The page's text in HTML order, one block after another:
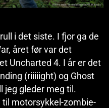
i det siste. I fjor ga de
året før var det
Uncharted 4. I år er det
(riiiiight) og Ghost
jeg gleder meg til.
motorsykkel-zombie-